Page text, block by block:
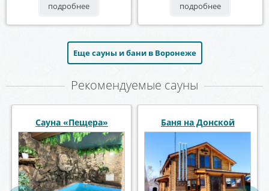
подробнее подробнее
Еще сауны и бани в Воронеже
Рекомендуемые сауны
Сауна «Пещера» Баня на Донской